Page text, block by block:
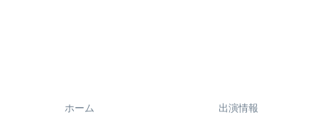
ホーム 出演情報